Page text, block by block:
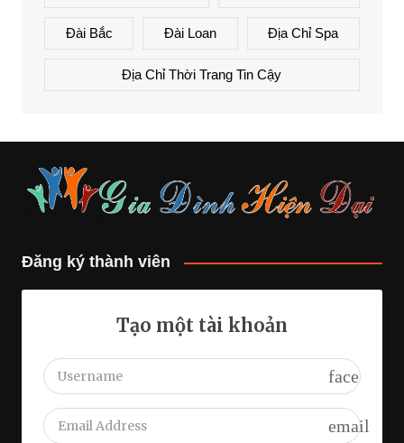
Đài Bắc Đài Loan Địa Chỉ Spa
Địa Chỉ Thời Trang Tin Cậy
Đăng ký thành viên
Tạo một tài khoản
face
email